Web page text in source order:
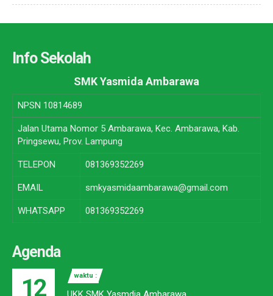
Info Sekolah
SMK Yasmida Ambarawa
NPSN 10814689
Jalan Utama Nomor 5 Ambarawa, Kec. Ambarawa, Kab.
Pringsewu, Prov. Lampung
TELEPON 081369352269
EMAIL smkyasmidaambarawa@gmail.com
WHATSAPP 081369352269
Agenda
12 waktu :